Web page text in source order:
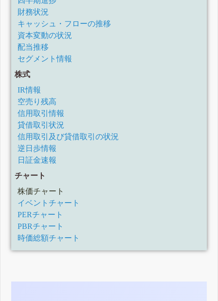
財務状況
キャッシュ・フローの推移
資本変動の状況
配当推移
セグメント情報
株式
IR情報
空売り残高
信用取引情報
貸借取引状況
信用取引及び貸借取引の状況
逆日歩情報
日証金速報
チャート
株価チャート
イベントチャート
PERチャート
PBRチャート
時価総額チャート